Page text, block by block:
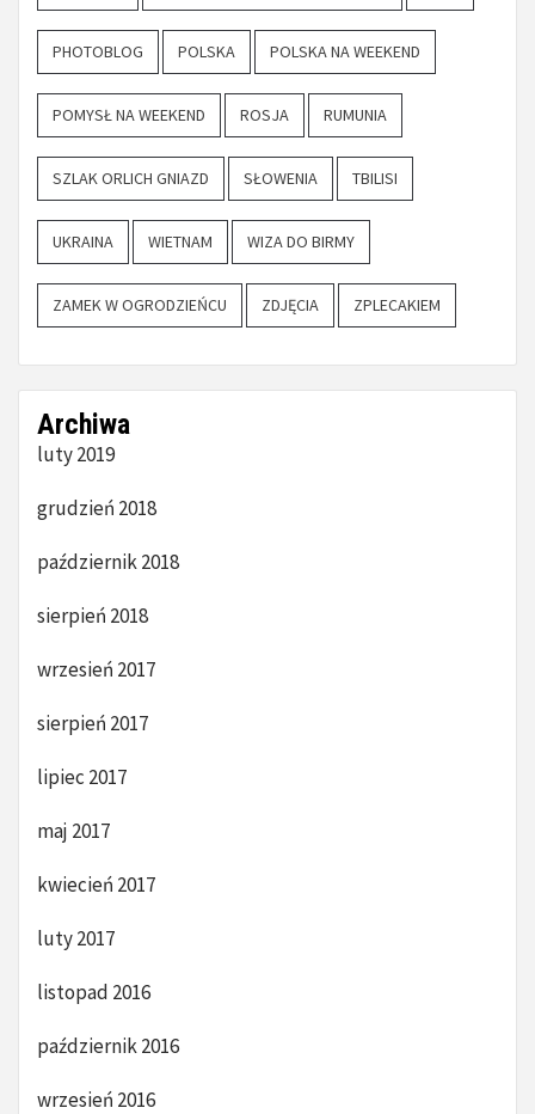
PHOTOBLOG POLSKA POLSKA NA WEEKEND
POMYSŁ NA WEEKEND ROSJA RUMUNIA
SZLAK ORLICH GNIAZD SŁOWENIA TBILISI
UKRAINA WIETNAM WIZA DO BIRMY
ZAMEK W OGRODZIEŃCU ZDJĘCIA ZPLECAKIEM
Archiwa
luty 2019
grudzień 2018
październik 2018
sierpień 2018
wrzesień 2017
sierpień 2017
lipiec 2017
maj 2017
kwiecień 2017
luty 2017
listopad 2016
październik 2016
wrzesień 2016